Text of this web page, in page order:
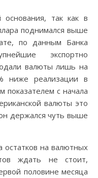
так как в
поднимался выше
по данным Банка
экспортно
валюты лишь на
ниже реализации в
показателем с начала
валюты это
держался чуть выше
остатков на валютных
ждать не стоит,
половине месяца